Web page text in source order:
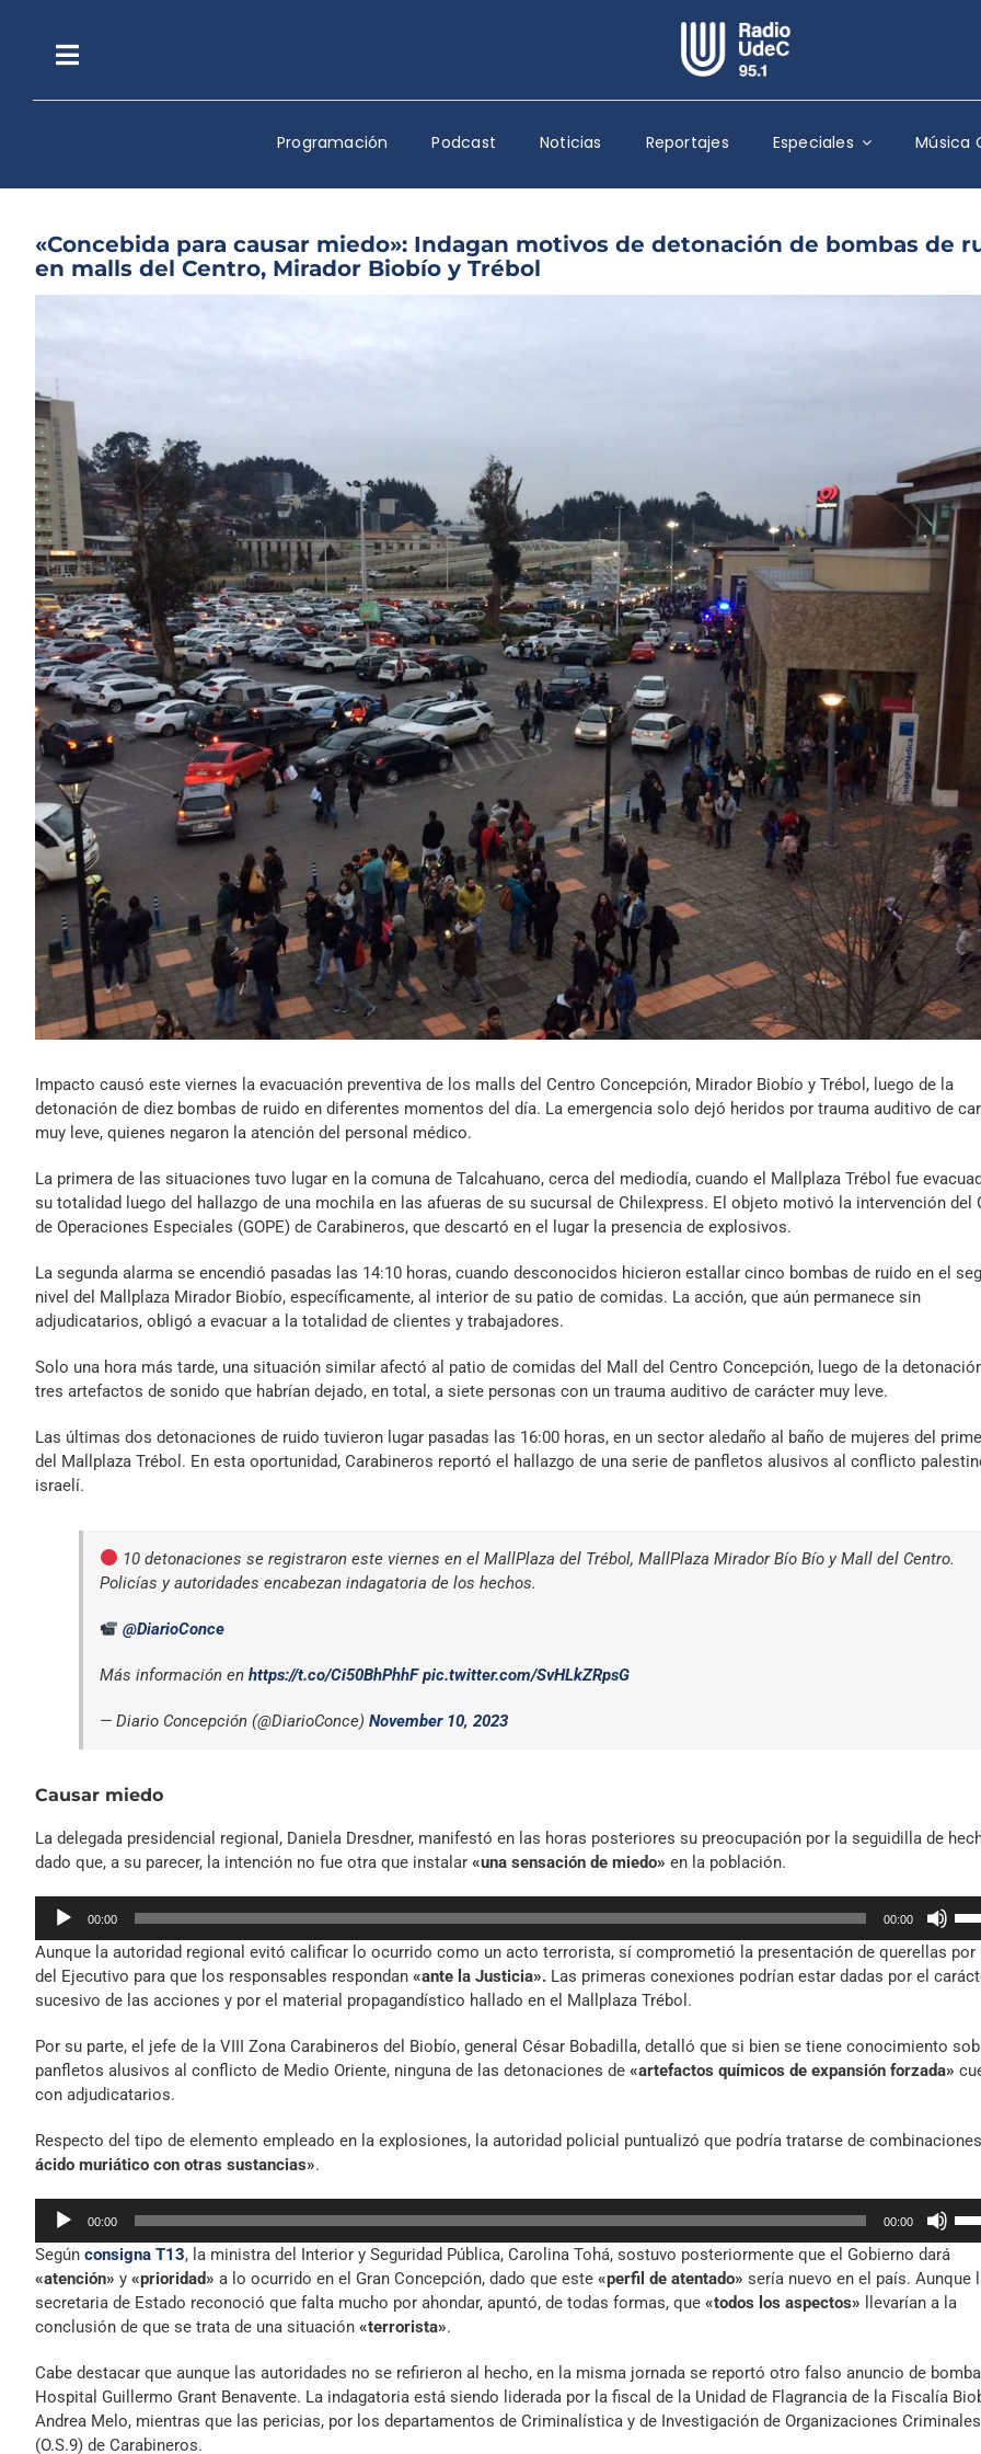
contenidoToggle
Navigation
Escuchar Radio UdeC en vivo
Quiénes Somos
Programación
Podcast
Archivo Sonoro
Programación Podcast Noticias Reportajes Especiales Música
«Concebida para causar miedo»: Indagan motivos de detonación de bombas de
en malls del Centro, Mirador Biobío y Trébol
grande
Impacto causó este viernes la evacuación preventiva de los malls del Centro Concepción, Mirador Biobío y Trébol, luego de la
detonación de diez bombas de ruido en diferentes momentos del día. La emergencia solo dejó heridos por trauma auditivo de
muy leve, quienes negaron la atención del personal médico.
La primera de las situaciones tuvo lugar en la comuna de Talcahuano, cerca del mediodía, cuando el Mallplaza Trébol fue
su totalidad luego del hallazgo de una mochila en las afueras de su sucursal de Chilexpress. El objeto motivó la intervención del
de Operaciones Especiales (GOPE) de Carabineros, que descartó en el lugar la presencia de explosivos.
La segunda alarma se encendió pasadas las 14:10 horas, cuando desconocidos hicieron estallar cinco bombas de ruido en el
nivel del Mallplaza Mirador Biobío, específicamente, al interior de su patio de comidas. La acción, que aún permanece sin
adjudicatarios, obligó a evacuar a la totalidad de clientes y trabajadores.
Solo una hora más tarde, una situación similar afectó al patio de comidas del Mall del Centro Concepción, luego de la
tres artefactos de sonido que habrían dejado, en total, a siete personas con un trauma auditivo de carácter muy leve.
Las últimas dos detonaciones de ruido tuvieron lugar pasadas las 16:00 horas, en un sector aledaño al baño de mujeres del
del Mallplaza Trébol. En esta oportunidad, Carabineros reportó el hallazgo de una serie de panfletos alusivos al conflicto
israelí.
10 detonaciones se registraron este viernes en el MallPlaza del Trébol, MallPlaza Mirador Bío Bío y Mall del Centro.
Policías y autoridades encabezan indagatoria de los hechos.
@DiarioConce
Más información en https://t.co/Ci50BhPhhF pic.twitter.com/SvHLkZRpsG
— Diario Concepción (@DiarioConce) November 10, 2023
Causar miedo
La delegada presidencial regional, Daniela Dresdner, manifestó en las horas posteriores su preocupación por la seguidilla de
dado que, a su parecer, la intención no fue otra que instalar «una sensación de miedo» en la población.
Reproductor
audio
00:00 00:00
de
el
Aunque la autoridad regional evitó calificar lo ocurrido como un acto terrorista, sí comprometió la presentación de querellas por
del Ejecutivo para que los responsables respondan «ante la Justicia». Las primeras conexiones podrían estar dadas por el
sucesivo de las acciones y por el material propagandístico hallado en el Mallplaza Trébol.
Por su parte, el jefe de la VIII Zona Carabineros del Biobío, general César Bobadilla, detalló que si bien se tiene conocimiento
panfletos alusivos al conflicto de Medio Oriente, ninguna de las detonaciones de «artefactos químicos de expansión forzada»
con adjudicatarios.
Respecto del tipo de elemento empleado en la explosiones, la autoridad policial puntualizó que podría tratarse de combinaciones
ácido muriático con otras sustancias».
Reproductor
audio
00:00 00:00
de
o
Según consigna T13, la ministra del Interior y Seguridad Pública, Carolina Tohá, sostuvo posteriormente que el Gobierno dará
«atención» y «prioridad» a lo ocurrido en el Gran Concepción, dado que este «perfil de atentado» sería nuevo en el país. Aunque
secretaria de Estado reconoció que falta mucho por ahondar, apuntó, de todas formas, que «todos los aspectos» llevarían a la
conclusión de que se trata de una situación «terrorista».
Cabe destacar que aunque las autoridades no se refirieron al hecho, en la misma jornada se reportó otro falso anuncio de bomba
Hospital Guillermo Grant Benavente. La indagatoria está siendo liderada por la fiscal de la Unidad de Flagrancia de la Fiscalía
Andrea Melo, mientras que las pericias, por los departamentos de Criminalística y de Investigación de Organizaciones Criminales
(O.S.9) de Carabineros.